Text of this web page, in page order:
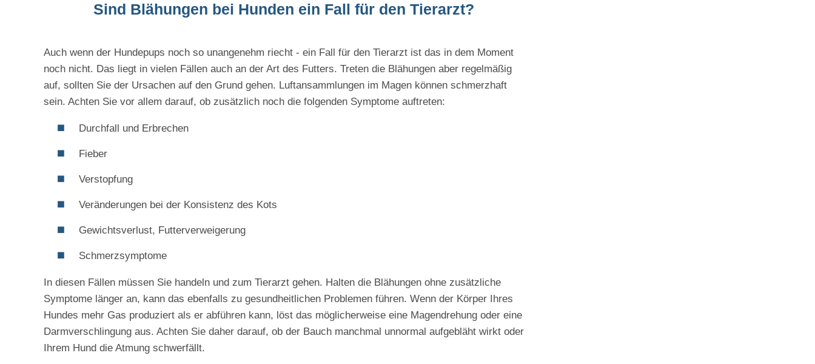
Sind Blähungen bei Hunden ein Fall für den Tierarzt?
Auch wenn der Hundepups noch so unangenehm riecht - ein Fall für den Tierarzt ist das in dem Moment
noch nicht. Das liegt in vielen Fällen auch an der Art des Futters. Treten die Blähungen aber regelmäßig
auf, sollten Sie der Ursachen auf den Grund gehen. Luftansammlungen im Magen können schmerzhaft
sein. Achten Sie vor allem darauf, ob zusätzlich noch die folgenden Symptome auftreten:
Durchfall und Erbrechen
Fieber
Verstopfung
Veränderungen bei der Konsistenz des Kots
Gewichtsverlust, Futterverweigerung
Schmerzsymptome
In diesen Fällen müssen Sie handeln und zum Tierarzt gehen. Halten die Blähungen ohne zusätzliche
Symptome länger an, kann das ebenfalls zu gesundheitlichen Problemen führen. Wenn der Körper Ihres
Hundes mehr Gas produziert als er abführen kann, löst das möglicherweise eine Magendrehung oder eine
Darmverschlingung aus. Achten Sie daher darauf, ob der Bauch manchmal unnormal aufgebläht wirkt oder
Ihrem Hund die Atmung schwerfällt.